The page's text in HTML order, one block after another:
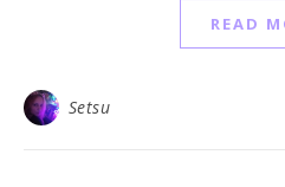
READ
Setsu